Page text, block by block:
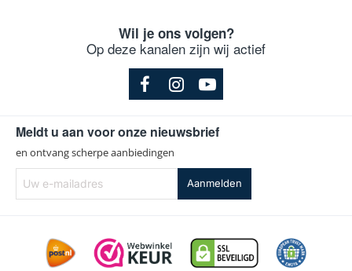
Wil je ons volgen?
Op deze kanalen zijn wij actief
Meldt u aan voor onze nieuwsbrief
en ontvang scherpe aanbiedingen
e-
mailadres
Aanmelden